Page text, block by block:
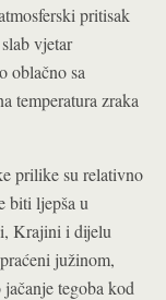
pritisak
vjetar
oblačno sa
temperatura zraka
prilike su relativno
biti ljepša u
Krajini i dijelu
južinom,
tegoba kod